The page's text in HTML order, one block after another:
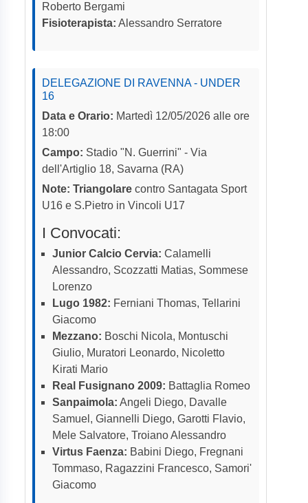
Roberto Bergami
Fisioterapista: Alessandro Serratore
DELEGAZIONE DI RAVENNA - UNDER
16
Data e Orario: Martedì 12/05/2026 alle ore
18:00
Campo: Stadio "N. Guerrini" - Via
dell'Artiglio 18, Savarna (RA)
Note: Triangolare contro Santagata Sport
U16 e S.Pietro in Vincoli U17
I Convocati:
Junior Calcio Cervia: Calamelli
Alessandro, Scozzatti Matias, Sommese
Lorenzo
Lugo 1982: Ferniani Thomas, Tellarini
Giacomo
Mezzano: Boschi Nicola, Montuschi
Giulio, Muratori Leonardo, Nicoletto
Kirati Mario
Real Fusignano 2009: Battaglia Romeo
Sanpaimola: Angeli Diego, Davalle
Samuel, Giannelli Diego, Garotti Flavio,
Mele Salvatore, Troiano Alessandro
Virtus Faenza: Babini Diego, Fregnani
Tommaso, Ragazzini Francesco, Samori'
Giacomo